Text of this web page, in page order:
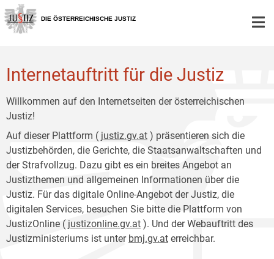
Zur
Hauptnavigation
[1]
Zum
Inhalt
[2]
DIE ÖSTERREICHISCHE JUSTIZ
Internetauftritt für die Justiz
Willkommen auf den Internetseiten der österreichischen
Justiz!
Auf dieser Plattform ( justiz.gv.at ) präsentieren sich die
Justizbehörden, die Gerichte, die Staatsanwaltschaften und
der Strafvollzug. Dazu gibt es ein breites Angebot an
Justizthemen und allgemeinen Informationen über die
Justiz. Für das digitale Online-Angebot der Justiz, die
digitalen Services, besuchen Sie bitte die Plattform von
JustizOnline ( justizonline.gv.at ). Und der Webauftritt des
Justizministeriums ist unter bmj.gv.at erreichbar.